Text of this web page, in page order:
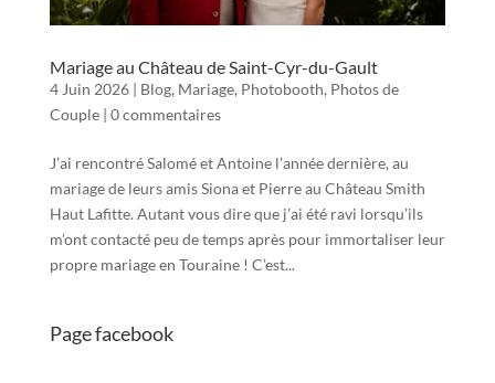
Mariage au Château de Saint-Cyr-du-Gault
4 Juin 2026| Blog, Mariage, Photobooth, Photos de
Couple| 0 commentaires
J’ai rencontré Salomé et Antoine l’année dernière, au
mariage de leurs amis Siona et Pierre au Château Smith
Haut Lafitte. Autant vous dire que j’ai été ravi lorsqu’ils
m’ont contacté peu de temps après pour immortaliser leur
propre mariage en Touraine ! C’est...
Page facebook